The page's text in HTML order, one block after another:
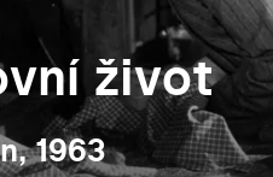
život
1963